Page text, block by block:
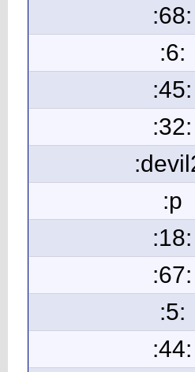
:68:
:6:
:45:
:32:
:p
:18:
:67:
:5:
:44: